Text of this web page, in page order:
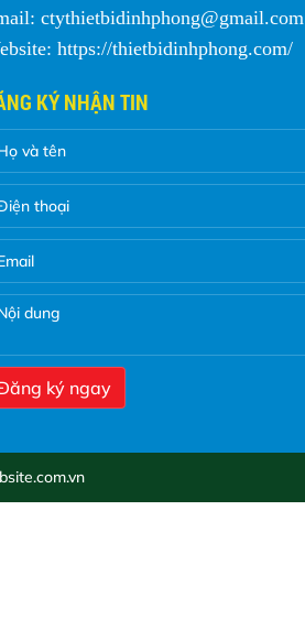
ctythietbidinhphong@gmail.com
https://thietbidinhphong.com/
KÝ NHẬN TIN